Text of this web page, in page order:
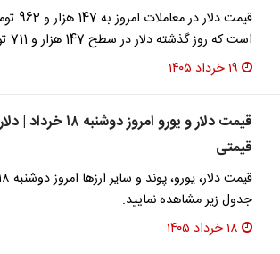
قیمت
است که روز گذشته دلار در سطح 147 هزار و 711 تومان…
۱۹ خرداد ۱۴۰۵
قیمت دلار و یورو امروز
قیمتی
جدول زیر مشاهده نمایید.
۱۸ خرداد ۱۴۰۵